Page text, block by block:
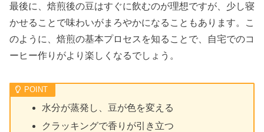
最後に、焙煎後の豆はすぐに飲むのが理想ですが、少し寝
かせることで味わいがまろやかになることもあります。こ
のように、焙煎の基本プロセスを知ることで、自宅でのコ
ーヒー作りがより楽しくなるでしょう。
水分が蒸発し、豆が色を変える
クラッキングで香りが引き立つ